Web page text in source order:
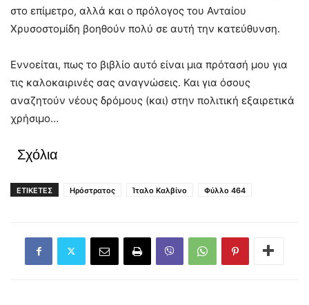
στο επίμετρο, αλλά και ο πρόλογος του Ανταίου
Χρυσοστομίδη βοηθούν πολύ σε αυτή την κατεύθυνση.
Εννοείται, πως το βιβλίο αυτό είναι μια πρότασή μου για
τις καλοκαιρινές σας αναγνώσεις. Και για όσους
αναζητούν νέους δρόμους (και) στην πολιτική εξαιρετικά
χρήσιμο…
Σχόλια
ΕΤΙΚΕΤΕΣ Ηρόστρατος Ίταλο Καλβίνο Φύλλο 464